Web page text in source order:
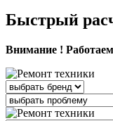
Быстрый
Внимание !